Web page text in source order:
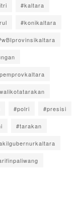
#kaltara
#konikaltara
#polri #presisi
#tarakan